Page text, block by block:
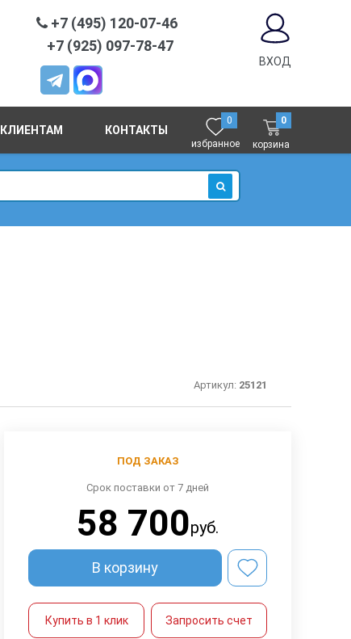
+7 (495) 120-07-46
+7 (925) 097-78-47
ВХОД
КЛИЕНТАМ КОНТАКТЫ
0
избранное
0
корзина
ИСКАТЬ
Артикул: 25121
ПОД ЗАКАЗ
Срок поставки от 7 дней
58 700руб.
В корзину
Купить в 1 клик Запросить счет